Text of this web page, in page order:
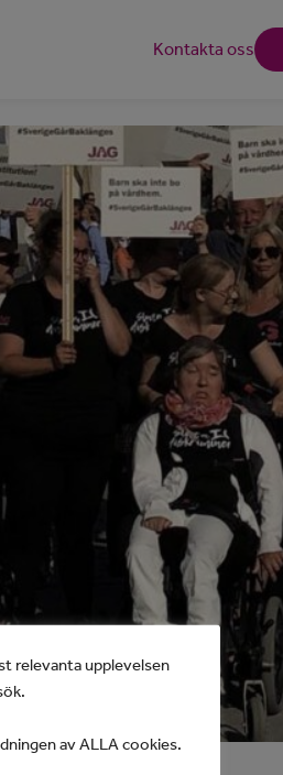
Kontakta oss
relevanta upplevelsen
av ALLA cookies.